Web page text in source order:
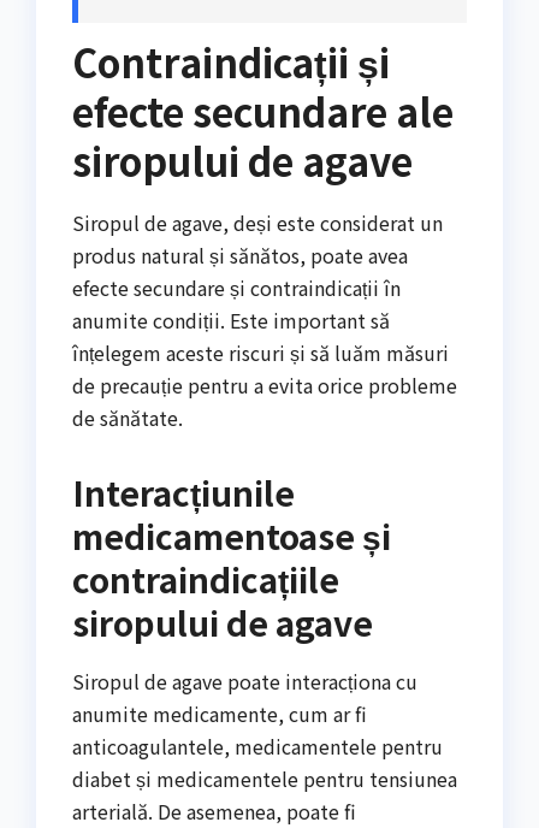
Contraindicații și
efecte secundare ale
siropului de agave
Siropul de agave, deși este considerat un
produs natural și sănătos, poate avea
efecte secundare și contraindicații în
anumite condiții. Este important să
înțelegem aceste riscuri și să luăm măsuri
de precauție pentru a evita orice probleme
de sănătate.
Interacțiunile
medicamentoase și
contraindicațiile
siropului de agave
Siropul de agave poate interacționa cu
anumite medicamente, cum ar fi
anticoagulantele, medicamentele pentru
diabet și medicamentele pentru tensiunea
arterială. De asemenea, poate fi